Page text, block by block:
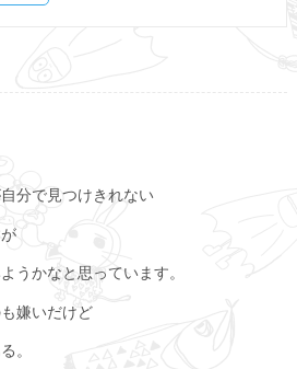
分で見つけきれない
うかなと思っています。
嫌いだけど
。